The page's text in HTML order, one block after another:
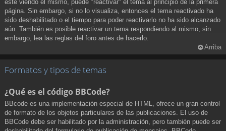
esté viendo el mismo, puede "reactivar" el tema al principio de la primera
página. Sin embargo, si no lo visualiza, entonces el tema reactivado ha
sido deshabilitado o el tiempo para poder reactivarlo no ha sido alcanzado
aún. También es posible reactivar un tema respondiendo al mismo, sin
embargo, lea las reglas del foro antes de hacerlo.
Arriba
Formatos y tipos de temas
¿Qué es el código BBCode?
BBcode es una implementación especial de HTML, ofrece un gran control
de formato de los objetos particulares de las publicaciones. El uso de
BBCode debe ser habilitado por la administración, pero también puede ser